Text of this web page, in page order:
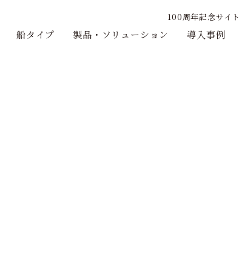
100周年記念サイト
船タイプ 製品・ソリューション 導入事例